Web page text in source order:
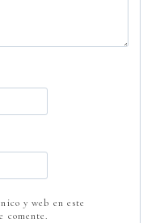
y web en este
comente.